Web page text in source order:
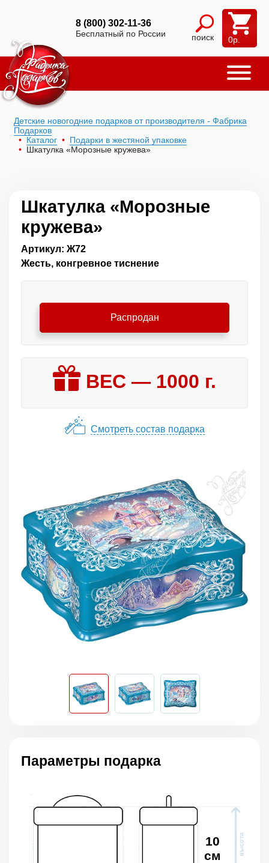
8 (800) 302-11-36
Бесплатный по России поиск 0р.
Детские новогодние подарков от производителя - Фабрика
Подарков
Каталог
Подарки в жестяной упаковке
Шкатулка «Морозные кружева»
Шкатулка «Морозные
кружева»
Артикул: Ж72
Жесть, конгревное тиснение
Распродан
ВЕС — 1000 г.
Смотреть состав подарка
Параметры подарка
10
см